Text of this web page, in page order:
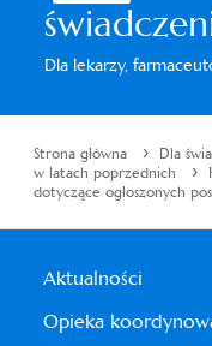
Dla lekarzy,
Strona główna › Dla
w latach poprzednich
›
dotyczące ogłoszonych
Aktualności
Opieka